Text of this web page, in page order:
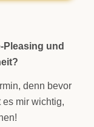
Pleasing und
denn bevor
mir wichtig,